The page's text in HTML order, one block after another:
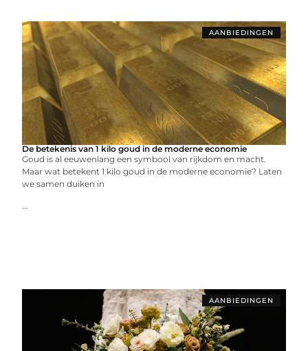
AANBIEDINGEN
De betekenis van 1 kilo goud in de moderne economie
Goud is al eeuwenlang een symbool van rijkdom en macht.
Maar wat betekent 1 kilo goud in de moderne economie? Laten
we samen duiken in
...
AANBIEDINGEN